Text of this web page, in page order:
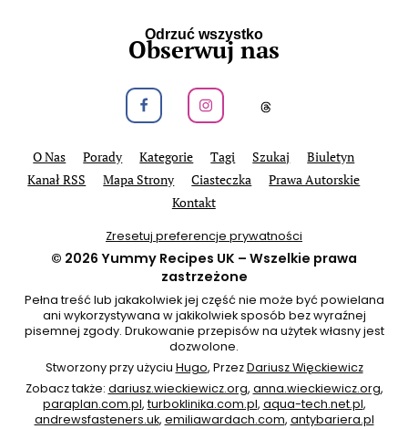
Obserwuj nas
O Nas Porady Kategorie Tagi Szukaj
Biuletyn
Kanał RSS
Mapa Strony Ciasteczka
Prawa Autorskie
Kontakt
Zresetuj preferencje prywatności
© 2026 Yummy Recipes UK – Wszelkie prawa
zastrzeżone
Pełna treść lub jakakolwiek jej część nie może być powielana
ani wykorzystywana w jakikolwiek sposób bez wyraźnej
pisemnej zgody. Drukowanie przepisów na użytek własny jest
dozwolone.
Stworzony przy użyciu Hugo, PrzezDariusz Więckiewicz
Zobacz także: dariusz.wieckiewicz.org, anna.wieckiewicz.org,
paraplan.com.pl, turboklinika.com.pl, aqua-tech.net.pl,
andrewsfasteners.uk, emiliawardach.com, antybariera.pl
Odrzuć wszystko